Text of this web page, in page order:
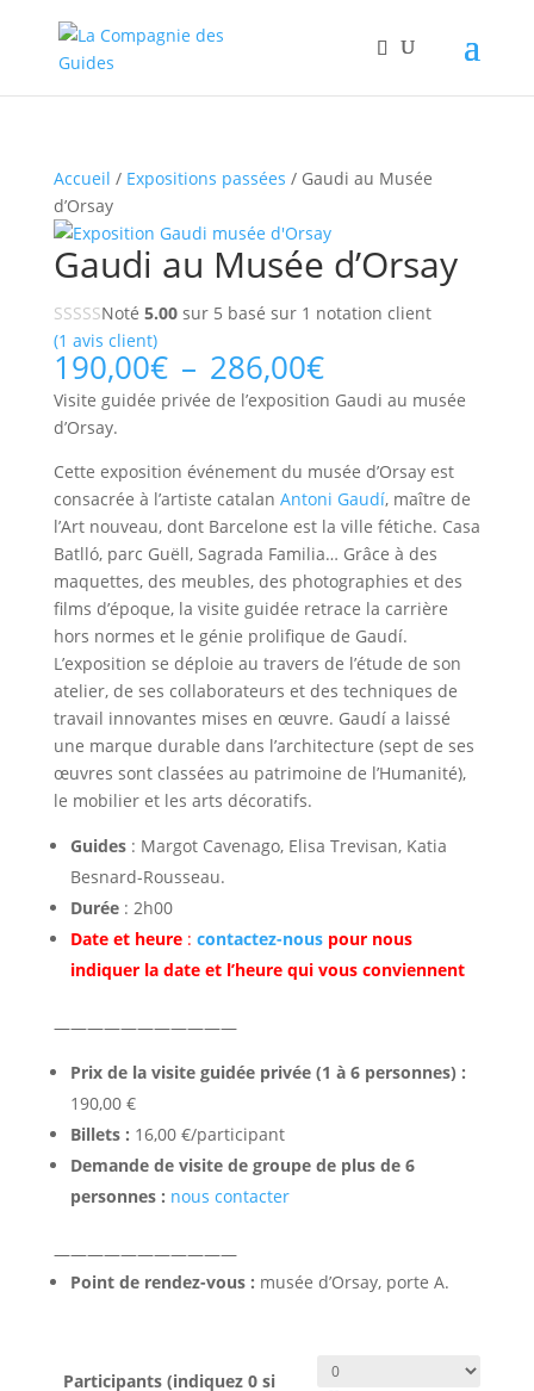
Accueil / Expositions passées / Gaudi au Musée
d’Orsay
Gaudi au Musée d’Orsay
Noté 5.00sur 5 basé sur 1 notation client
(1 avis client)
190,00€ – 286,00€Plage
de
prix :
à
286,00€
Visite guidée privée de l’exposition Gaudi au musée
d’Orsay.
Cette exposition événement du musée d’Orsay est
consacrée à l’artiste catalan Antoni Gaudí, maître de
l’Art nouveau, dont Barcelone est la ville fétiche. Casa
Batlló, parc Guëll, Sagrada Familia… Grâce à des
maquettes, des meubles, des photographies et des
films d’époque, la visite guidée retrace la carrière
hors normes et le génie prolifique de Gaudí.
L’exposition se déploie au travers de l’étude de son
atelier, de ses collaborateurs et des techniques de
travail innovantes mises en œuvre. Gaudí a laissé
une marque durable dans l’architecture (sept de ses
œuvres sont classées au patrimoine de l’Humanité),
le mobilier et les arts décoratifs.
Guides: Margot Cavenago, Elisa Trevisan, Katia
Besnard-Rousseau.
Durée: 2h00
Date et heure: contactez-nouspour nous
indiquer la date et l’heure qui vous conviennent
———————————
Prix de la visite guidée privée (1 à 6 personnes) :
190,00 €
Billets : 16,00 €/participant
Demande de visite de groupe de plus de 6
personnes : nous contacter
———————————
Point de rendez-vous : musée d’Orsay, porte A.
Participants (indiquez 0 si